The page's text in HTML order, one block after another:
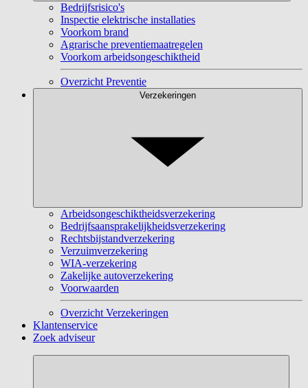
Bedrijfsrisico's
Inspectie elektrische installaties
Voorkom brand
Agrarische preventiemaatregelen
Voorkom arbeidsongeschiktheid
Overzicht Preventie
Verzekeringen
Arbeidsongeschiktheidsverzekering
Bedrijfsaansprakelijkheidsverzekering
Rechtsbijstandverzekering
Verzuimverzekering
WIA-verzekering
Zakelijke autoverzekering
Voorwaarden
Overzicht Verzekeringen
Klantenservice
Zoek adviseur